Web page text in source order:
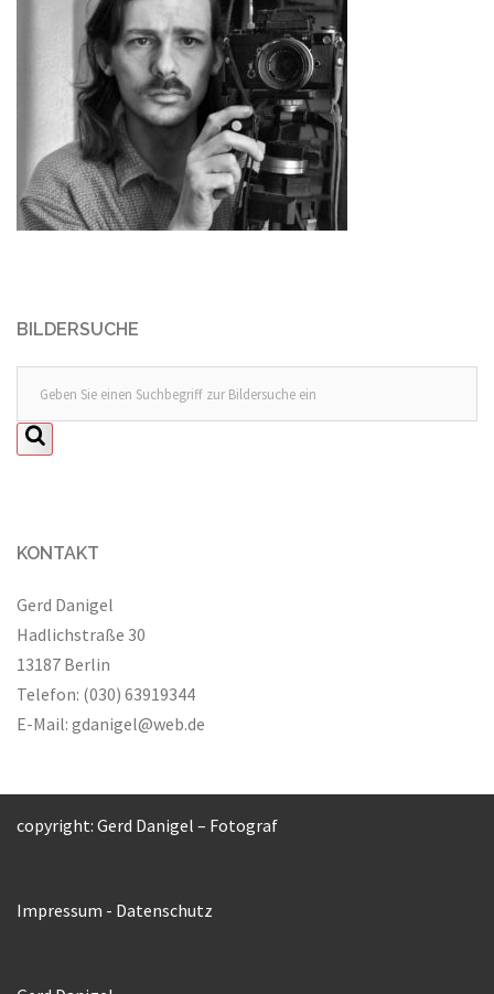
BILDERSUCHE
KONTAKT
Gerd Danigel
Hadlichstraße 30
13187 Berlin
Telefon: (030) 63919344
E-Mail: gdanigel@web.de
copyright: Gerd Danigel – Fotograf
Impressum - Datenschutz